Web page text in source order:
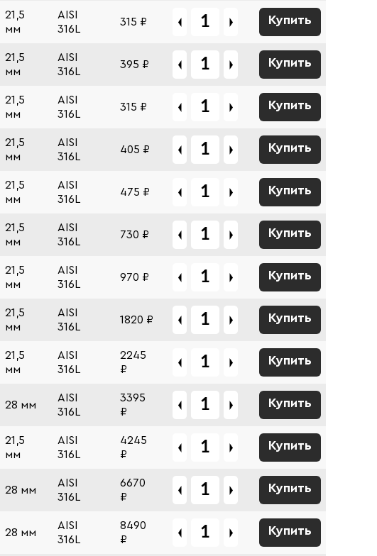
21,5
мм
AISI
316L
315 ₽ Купить
21,5
мм
AISI
316L
395 ₽ Купить
21,5
мм
AISI
316L
315 ₽ Купить
21,5
мм
AISI
316L
405 ₽ Купить
21,5
мм
AISI
316L
475 ₽ Купить
21,5
мм
AISI
316L
730 ₽ Купить
21,5
мм
AISI
316L
970 ₽ Купить
21,5
мм
AISI
316L
1820 ₽ Купить
21,5
мм
AISI
316L
2245
₽
Купить
28 мм
AISI
316L
3395
₽
Купить
21,5
мм
AISI
316L
4245
₽
Купить
28 мм
AISI
316L
6670
₽
Купить
28 мм
AISI
316L
8490
₽
Купить